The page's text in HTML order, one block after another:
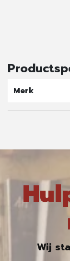
Merk
Wij